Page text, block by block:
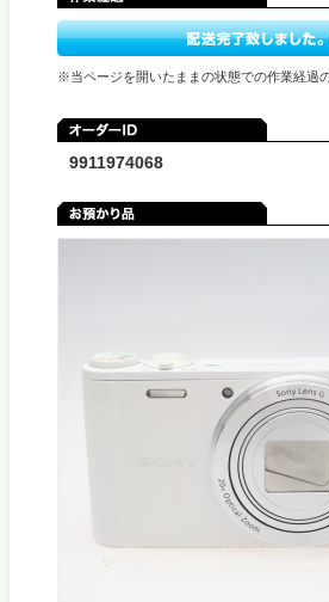
※当ページを開いたままの状態での作業経過
9911974068